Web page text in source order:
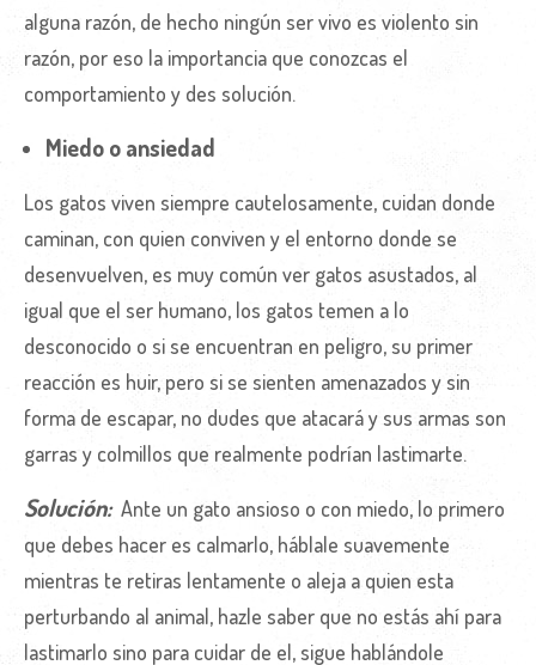
alguna razón, de hecho ningún ser vivo es violento sin
razón, por eso la importancia que conozcas el
comportamiento y des solución.
Miedo o ansiedad
Los gatos viven siempre cautelosamente, cuidan donde
caminan, con quien conviven y el entorno donde se
desenvuelven, es muy común ver gatos asustados, al
igual que el ser humano, los gatos temen a lo
desconocido o si se encuentran en peligro, su primer
reacción es huir, pero si se sienten amenazados y sin
forma de escapar, no dudes que atacará y sus armas son
garras y colmillos que realmente podrían lastimarte.
Solución: Ante un gato ansioso o con miedo, lo primero
que debes hacer es calmarlo, háblale suavemente
mientras te retiras lentamente o aleja a quien esta
perturbando al animal, hazle saber que no estás ahí para
lastimarlo sino para cuidar de el, sigue hablándole